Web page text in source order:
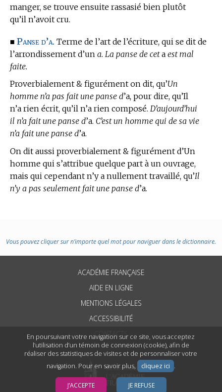
En poursuivant votre navigation sur ce site, vous acceptez
l’utilisation d’un témoin de connexion (cookie), afin de
réaliser des statistiques de visites et de personnaliser votre
navigation. Pour en savoir plus,
cliquez ici .
J’ACCEPTE JE REFUSE
manger, se trouve ensuite rassasié bien plutôt
qu’il n’avoit cru.
■ Panse d’a. Terme de l’art de l’écriture, qui se dit de
l’arrondissement d’un a. La panse de ceta est mal
faite.
Proverbialement & figurément on dit, qu’Un
homme n’a pas fait une panse d’a, pour dire, qu’Il
n’a rien écrit, qu’il n’a rien composé. D’aujourd’hui
il n’a fait une panse d’a. C’est un homme qui de sa vie
n’a fait une panse d’a.
On dit aussi proverbialement & figurément d’Un
homme qui s’attribue quelque part à un ouvrage,
mais qui cependant n’y a nullement travaillé, qu’Il
n’y a pas seulement fait une panse d’a.
Vous pouvez cliquer sur n’importe quel mot pour naviguer dans le dictionnaire.
ACADÉMIE FRANÇAISE
AIDE EN LIGNE
MENTIONS LÉGALES
ACCESSIBILITÉ
CONTACTS